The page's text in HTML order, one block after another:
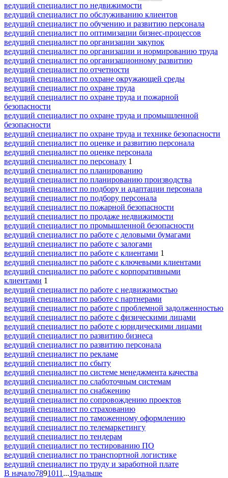
ведущий специалист по недвижимости
ведущий специалист по обслуживанию клиентов
ведущий специалист по обучению и развитию персонала
ведущий специалист по оптимизации бизнес-процессов
ведущий специалист по организации закупок
ведущий специалист по организации и нормированию труда
ведущий специалист по организационному развитию
ведущий специалист по отчетности
ведущий специалист по охране окружающей среды
ведущий специалист по охране труда
ведущий специалист по охране труда и пожарной
безопасности
ведущий специалист по охране труда и промышленной
безопасности
ведущий специалист по охране труда и технике безопасности
ведущий специалист по оценке и развитию персонала
ведущий специалист по оценке персонала
ведущий специалист по персоналу 1
ведущий специалист по планированию
ведущий специалист по планированию производства
ведущий специалист по подбору и адаптации персонала
ведущий специалист по подбору персонала
ведущий специалист по пожарной безопасности
ведущий специалист по продаже недвижимости
ведущий специалист по промышленной безопасности
ведущий специалист по работе с деловыми бумагами
ведущий специалист по работе с залогами
ведущий специалист по работе с клиентами 1
ведущий специалист по работе с ключевыми клиентами
ведущий специалист по работе с корпоративными
клиентами 1
ведущий специалист по работе с недвижимостью
ведущий специалист по работе с партнерами
ведущий специалист по работе с проблемной задолженностью
ведущий специалист по работе с физическими лицами
ведущий специалист по работе с юридическими лицами
ведущий специалист по развитию бизнеса
ведущий специалист по развитию персонала
ведущий специалист по рекламе
ведущий специалист по сбыту
ведущий специалист по системе менеджмента качества
ведущий специалист по слаботочным системам
ведущий специалист по снабжению
ведущий специалист по сопровождению проектов
ведущий специалист по страхованию
ведущий специалист по таможенному оформлению
ведущий специалист по телемаркетингу
ведущий специалист по тендерам
ведущий специалист по тестированию ПО
ведущий специалист по транспортной логистике
ведущий специалист по труду и заработной плате
В начало7891011 ...19дальше